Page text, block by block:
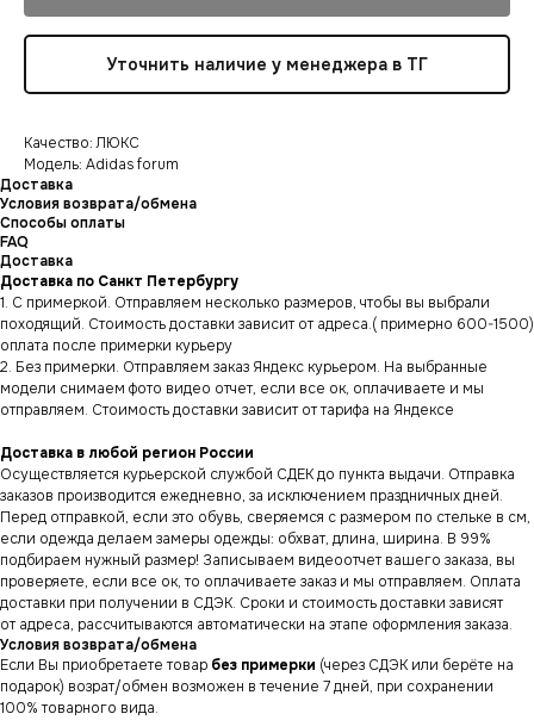
Уточнить наличие у менеджера в ТГ
Качество: ЛЮКС
Модель: Adidas forum
Доставка
Условия возврата/обмена
Способы оплаты
FAQ
Доставка
Доставка по Санкт Петербургу
1. С примеркой. Отправляем несколько размеров, чтобы вы выбрали
походящий. Стоимость доставки зависит от адреса.( примерно 600-1500)
оплата после примерки курьеру
2. Без примерки. Отправляем заказ Яндекс курьером. На выбранные
модели снимаем фото видео отчет, если все ок, оплачиваете и мы
отправляем. Стоимость доставки зависит от тарифа на Яндексе
Доставка в любой регион России
Осуществляется курьерской службой СДЕК до пункта выдачи. Отправка
заказов производится ежедневно, за исключением праздничных дней.
Перед отправкой, если это обувь, сверяемся с размером по стельке в см,
если одежда делаем замеры одежды: обхват, длина, ширина. В 99%
подбираем нужный размер! Записываем видеоотчет вашего заказа, вы
проверяете, если все ок, то оплачиваете заказ и мы отправляем. Оплата
доставки при получении в СДЭК. Сроки и стоимость доставки зависят
от адреса, рассчитываются автоматически на этапе оформления заказа.
Условия возврата/обмена
Если Вы приобретаете товар без примерки (через СДЭК или берёте на
подарок) возрат/обмен возможен в течение 7 дней, при сохранении
100% товарного вида.